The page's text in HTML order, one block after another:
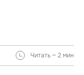
Читать ~ 2 мин